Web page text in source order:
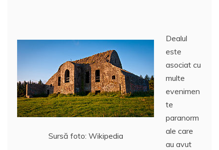
Sursă foto: Wikipedia
Dealul
este
asociat cu
multe
evenimen
te
paranorm
ale care
au avut